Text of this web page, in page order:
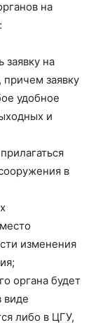
на
заявку на
заявку
удобное
и
в
изменения
органа будет
виде
либо в ЦГУ,